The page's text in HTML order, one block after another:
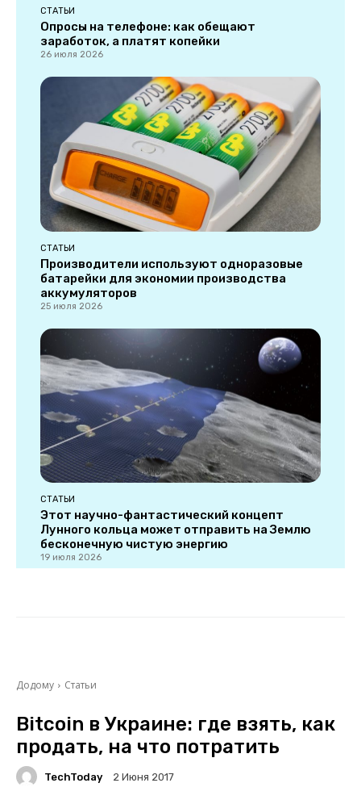
СТАТЬИ
Опросы на телефоне: как обещают
заработок, а платят копейки
26 июля 2026
СТАТЬИ
Производители используют одноразовые
батарейки для экономии производства
аккумуляторов
25 июля 2026
СТАТЬИ
Этот научно-фантастический концепт
Лунного кольца может отправить на Землю
бесконечную чистую энергию
19 июля 2026